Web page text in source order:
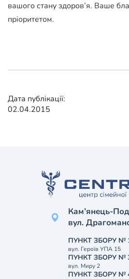
вашого стану здоров’я. Ваше
пріоритетом.
Дата публікації:
02.04.2015
Кам’янець-
вул.
ПУНКТ ЗБОРУ №
вул. Героїв УПА 15
ПУНКТ ЗБОРУ №
вул. Миру 2
ПУНКТ ЗБОРУ №